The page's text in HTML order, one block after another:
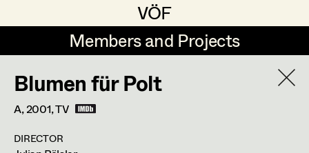
VÖF
VÖF
Members and Projects
Members and Projects
DE EN
Blumen für Polt
A,2001, TV
DIRECTOR